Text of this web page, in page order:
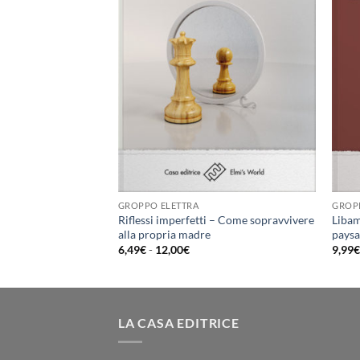
GROPPO ELETTRA
Riflessi imperfetti – Come sopravvivere
alla propria madre
6,49€- 12,00€Fascia
12,00€
9,99€
LA CASA EDITRICE